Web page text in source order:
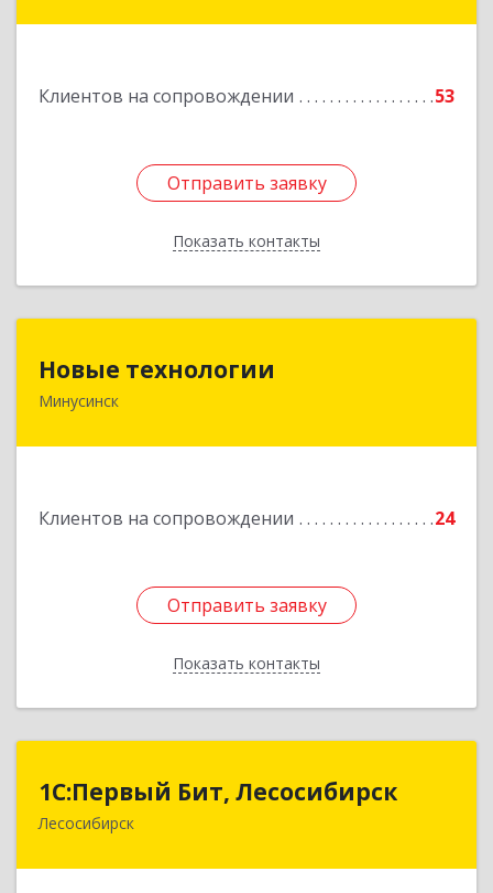
Клиентов на сопровождении 53
Отправить заявку
Показать контакты
Отправить заявку
Назад
Новые технологии
Минусинск
Клиентов на сопровождении 24
Отправить заявку
Показать контакты
662606, Красноярский край, Минусинск г,
Отправить заявку
Назад
1С:Первый Бит, Лесосибирск
Лесосибирск
1С:Первый Бит, Лесосибирск
662544, Красноярский край, Лесосибирск г,